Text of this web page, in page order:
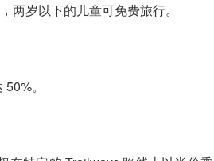
两岁以下的儿童可免费旅行。
。